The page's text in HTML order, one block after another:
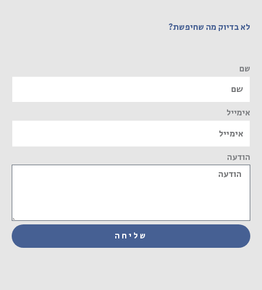
לא בדיוק מה שחיפשת?
שם
אימייל
הודעה
שליחה